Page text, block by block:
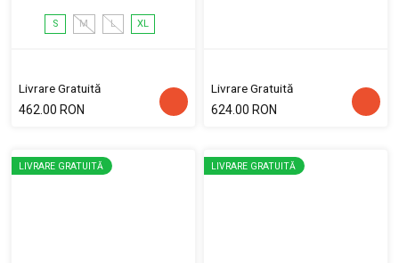
S M L XL
Livrare Gratuită
462.00 RON
Livrare Gratuită
624.00 RON
LIVRARE GRATUITĂ LIVRARE GRATUITĂ